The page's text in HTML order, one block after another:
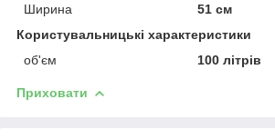
Ширина
51 см
Користувальницькі характеристики
об'єм
100 літрів
Приховати